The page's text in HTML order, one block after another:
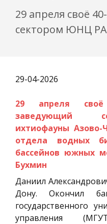
29 апреля своё
сектором ЮНЦ
29-04-2026
29 апреля своё
заведующий
ихтиофауны Азово-
отдела водных
бассейнов южных
Бухмин
Даниил
Дону. Окончил
государственного
управления